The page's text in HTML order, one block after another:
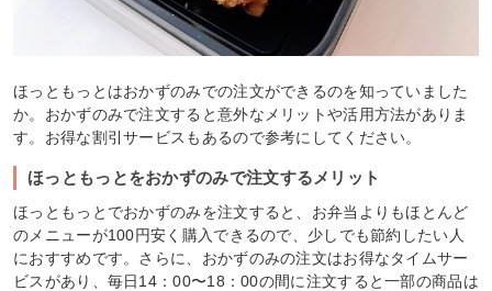
ほっともっとはおかずのみでの注文ができるのを知っていました
か。おかずのみで注文すると意外なメリットや活用方法がありま
す。お得な割引サービスもあるので参考にしてください。
ほっともっとをおかずのみで注文するメリット
ほっともっとでおかずのみを注文すると、お弁当よりもほとんど
のメニューが100円安く購入できるので、少しでも節約したい人
におすすめです。さらに、おかずのみの注文はお得なタイムサー
ビスがあり、毎日14：00〜18：00の間に注文すると一部の商品は